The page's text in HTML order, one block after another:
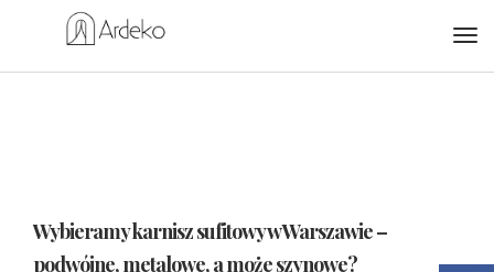
Wybieramy karnisz sufitowy w Warszawie –
podwójne, metalowe, a może szynowe?